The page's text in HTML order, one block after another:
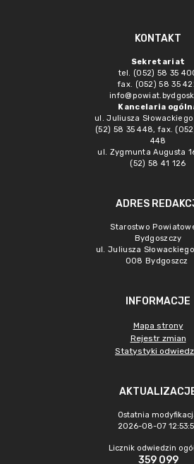
KONTAKT
Sekretariat
tel. (052) 58 35
fax. (052) 58 35
Kancelaria
ul. Juliusza
(52) 58 35 448, fax.
448
ul. Zygmunta Augusta
(52) 58 41 126
ADRES
Starostwo
Bydgoszczy
ul. Juliusza
008 Bydgoszcz
INFORMACJE
Mapa strony
Rejestr zmian
Statystyki
Ostatnia
2026-08-07
Licznik odwiedzin
359 099